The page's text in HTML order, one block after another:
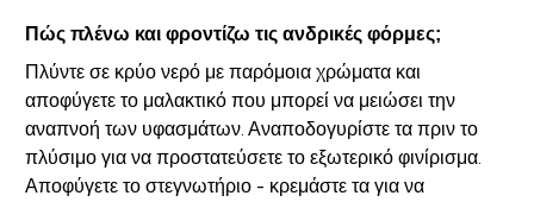
Πώς πλένω και φροντίζω τις ανδρικές φόρμες;
Πλύντε σε κρύο νερό με παρόμοια χρώματα και
αποφύγετε το μαλακτικό που μπορεί να μειώσει την
αναπνοή των υφασμάτων. Αναποδογυρίστε τα πριν το
πλύσιμο για να προστατεύσετε το εξωτερικό φινίρισμα.
Αποφύγετε το στεγνωτήριο - κρεμάστε τα για να